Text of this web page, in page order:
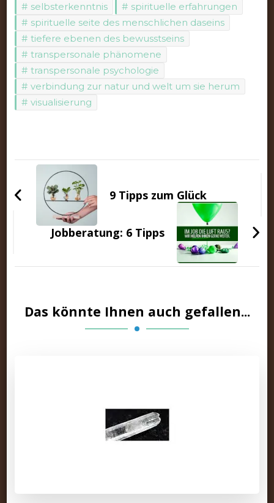
selbsterkenntnis
spirituelle erfahrungen
spirituelle seite des menschlichen daseins
tiefere ebenen des bewusstseins
transpersonale phänomene
transpersonale psychologie
verbindung zur natur und welt um sie herum
visualisierung
Beitragsnavigation
9 Tipps zum Glück
Jobberatung: 6 Tipps
Das könnte Ihnen auch gefallen...